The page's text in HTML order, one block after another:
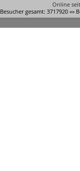
Online
Besucher gesamt: 3717920 «»